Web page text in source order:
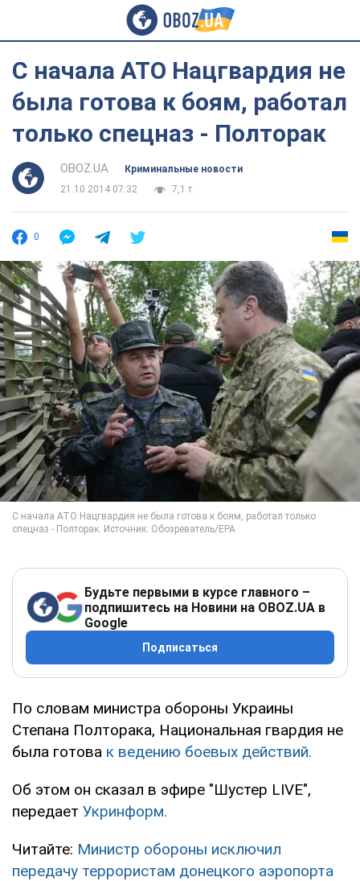
С начала АТО Нацгвардия не
была готова к боям, работал
только спецназ - Полторак
OBOZ.UA
Криминальные новости
21.10.2014 07:32
7,1 т.
0
Будьте первыми в курсе главного –
подпишитесь на Новини на OBOZ.UA в
Google
Подписаться
По словам министра обороны Украины
Степана Полторака, Национальная гвардия не
была готова к ведению боевых действий.
Об этом он сказал в эфире "Шустер LIVE",
передает Укринформ.
Читайте: Министр обороны исключил
передачу террористам донецкого аэропорта